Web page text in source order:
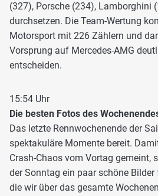
(327), Porsche (234), Lamborghini
durchsetzen. Die Team-Wertung
Motorsport mit 226 Zählern und
Vorsprung auf Mercedes-AMG
entscheiden.
15:54 Uhr
Die besten Fotos des
Das letzte Rennwochenende der
spektakuläre Momente bereit.
Crash-Chaos vom Vortag gemeint,
der Sonntag ein paar schöne Bilder
die wir über das gesamte